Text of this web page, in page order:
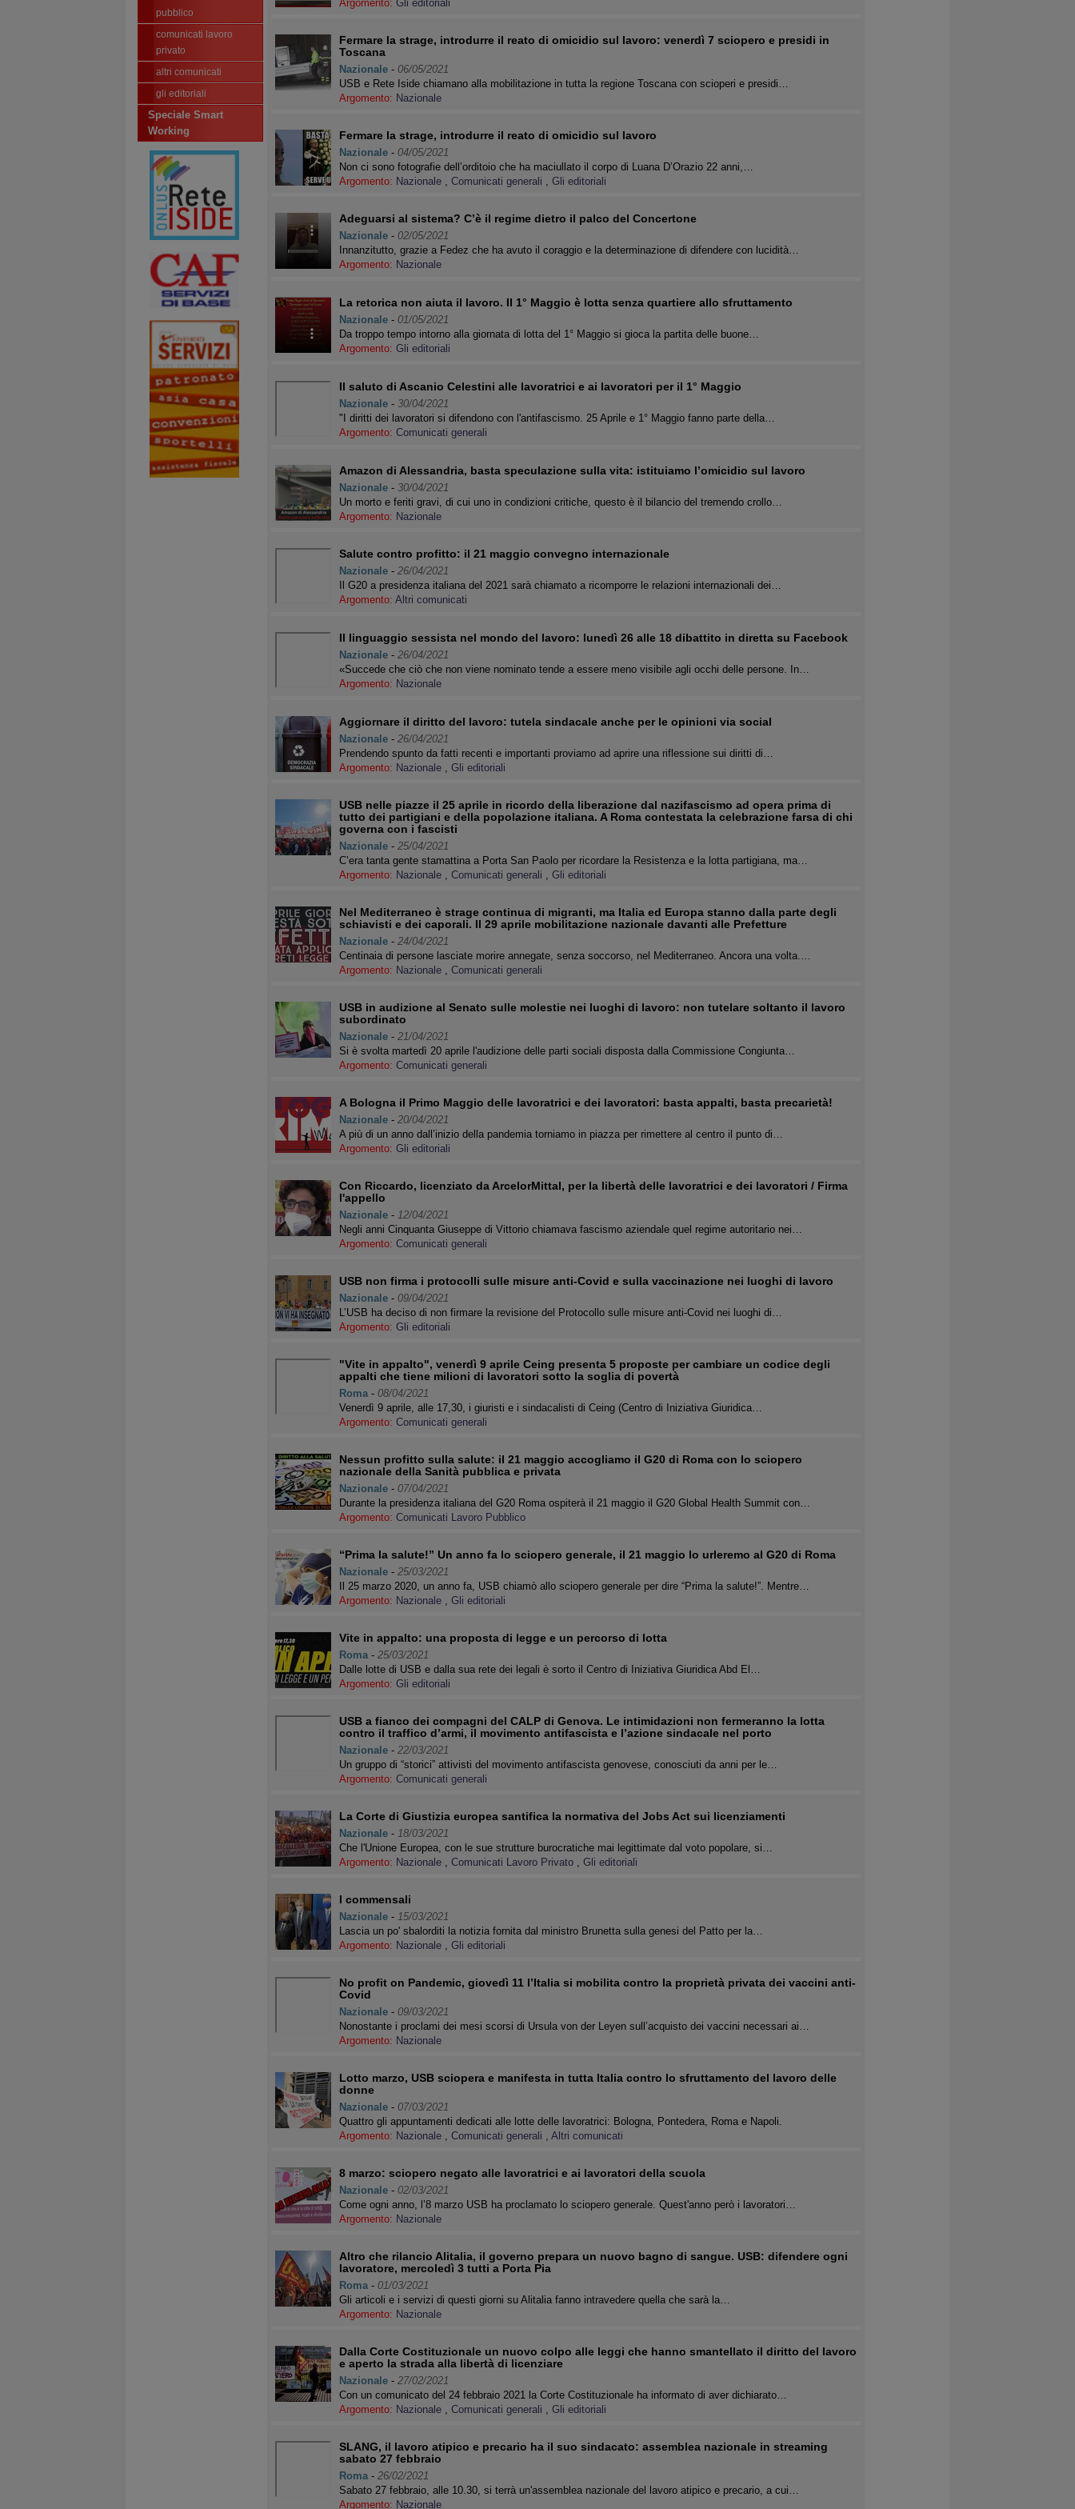
pubblico
comunicati lavoro
privato
altri comunicati
gli editoriali
Speciale Smart
Working
Argomento: Gli editoriali
Fermare la strage, introdurre il reato di omicidio sul lavoro: venerdì 7 sciopero e presidi in
Toscana
Nazionale- 06/05/2021
USB e Rete Iside chiamano alla mobilitazione in tutta la regione Toscana con scioperi e presidi…
Argomento: Nazionale
Fermare la strage, introdurre il reato di omicidio sul lavoro
Nazionale- 04/05/2021
Non ci sono fotografie dell’orditoio che ha maciullato il corpo di Luana D’Orazio 22 anni,…
Argomento: Nazionale , Comunicati generali , Gli editoriali
Adeguarsi al sistema? C’è il regime dietro il palco del Concertone
Nazionale- 02/05/2021
Innanzitutto, grazie a Fedez che ha avuto il coraggio e la determinazione di difendere con lucidità…
Argomento: Nazionale
La retorica non aiuta il lavoro. Il 1° Maggio è lotta senza quartiere allo sfruttamento
Nazionale- 01/05/2021
Da troppo tempo intorno alla giornata di lotta del 1° Maggio si gioca la partita delle buone…
Argomento: Gli editoriali
Il saluto di Ascanio Celestini alle lavoratrici e ai lavoratori per il 1° Maggio
Nazionale- 30/04/2021
"I diritti dei lavoratori si difendono con l'antifascismo. 25 Aprile e 1° Maggio fanno parte della…
Argomento: Comunicati generali
Amazon di Alessandria, basta speculazione sulla vita: istituiamo l’omicidio sul lavoro
Nazionale- 30/04/2021
Un morto e feriti gravi, di cui uno in condizioni critiche, questo è il bilancio del tremendo crollo…
Argomento: Nazionale
Salute contro profitto: il 21 maggio convegno internazionale
Nazionale- 26/04/2021
Il G20 a presidenza italiana del 2021 sarà chiamato a ricomporre le relazioni internazionali dei…
Argomento: Altri comunicati
Il linguaggio sessista nel mondo del lavoro: lunedì 26 alle 18 dibattito in diretta su Facebook
Nazionale- 26/04/2021
«Succede che ciò che non viene nominato tende a essere meno visibile agli occhi delle persone. In…
Argomento: Nazionale
Aggiornare il diritto del lavoro: tutela sindacale anche per le opinioni via social
Nazionale- 26/04/2021
Prendendo spunto da fatti recenti e importanti proviamo ad aprire una riflessione sui diritti di…
Argomento: Nazionale , Gli editoriali
USB nelle piazze il 25 aprile in ricordo della liberazione dal nazifascismo ad opera prima di
tutto dei partigiani e della popolazione italiana. A Roma contestata la celebrazione farsa di chi
governa con i fascisti
Nazionale- 25/04/2021
C’era tanta gente stamattina a Porta San Paolo per ricordare la Resistenza e la lotta partigiana, ma…
Argomento: Nazionale , Comunicati generali , Gli editoriali
Nel Mediterraneo è strage continua di migranti, ma Italia ed Europa stanno dalla parte degli
schiavisti e dei caporali. Il 29 aprile mobilitazione nazionale davanti alle Prefetture
Nazionale- 24/04/2021
Centinaia di persone lasciate morire annegate, senza soccorso, nel Mediterraneo. Ancora una volta.…
Argomento: Nazionale , Comunicati generali
USB in audizione al Senato sulle molestie nei luoghi di lavoro: non tutelare soltanto il lavoro
subordinato
Nazionale- 21/04/2021
Si è svolta martedì 20 aprile l'audizione delle parti sociali disposta dalla Commissione Congiunta…
Argomento: Comunicati generali
A Bologna il Primo Maggio delle lavoratrici e dei lavoratori: basta appalti, basta precarietà!
Nazionale- 20/04/2021
A più di un anno dall’inizio della pandemia torniamo in piazza per rimettere al centro il punto di…
Argomento: Gli editoriali
Con Riccardo, licenziato da ArcelorMittal, per la libertà delle lavoratrici e dei lavoratori / Firma
l'appello
Nazionale- 12/04/2021
Negli anni Cinquanta Giuseppe di Vittorio chiamava fascismo aziendale quel regime autoritario nei…
Argomento: Comunicati generali
USB non firma i protocolli sulle misure anti-Covid e sulla vaccinazione nei luoghi di lavoro
Nazionale- 09/04/2021
L’USB ha deciso di non firmare la revisione del Protocollo sulle misure anti-Covid nei luoghi di…
Argomento: Gli editoriali
"Vite in appalto", venerdì 9 aprile Ceing presenta 5 proposte per cambiare un codice degli
appalti che tiene milioni di lavoratori sotto la soglia di povertà
Roma- 08/04/2021
Venerdì 9 aprile, alle 17,30, i giuristi e i sindacalisti di Ceing (Centro di Iniziativa Giuridica…
Argomento: Comunicati generali
Nessun profitto sulla salute: il 21 maggio accogliamo il G20 di Roma con lo sciopero
nazionale della Sanità pubblica e privata
Nazionale- 07/04/2021
Durante la presidenza italiana del G20 Roma ospiterà il 21 maggio il G20 Global Health Summit con…
Argomento: Comunicati Lavoro Pubblico
“Prima la salute!” Un anno fa lo sciopero generale, il 21 maggio lo urleremo al G20 di Roma
Nazionale- 25/03/2021
Il 25 marzo 2020, un anno fa, USB chiamò allo sciopero generale per dire “Prima la salute!”. Mentre…
Argomento: Nazionale , Gli editoriali
Vite in appalto: una proposta di legge e un percorso di lotta
Roma- 25/03/2021
Dalle lotte di USB e dalla sua rete dei legali è sorto il Centro di Iniziativa Giuridica Abd El…
Argomento: Gli editoriali
USB a fianco dei compagni del CALP di Genova. Le intimidazioni non fermeranno la lotta
contro il traffico d’armi, il movimento antifascista e l’azione sindacale nel porto
Nazionale- 22/03/2021
Un gruppo di “storici” attivisti del movimento antifascista genovese, conosciuti da anni per le…
Argomento: Comunicati generali
La Corte di Giustizia europea santifica la normativa del Jobs Act sui licenziamenti
Nazionale- 18/03/2021
Che l'Unione Europea, con le sue strutture burocratiche mai legittimate dal voto popolare, si…
Argomento: Nazionale , Comunicati Lavoro Privato , Gli editoriali
I commensali
Nazionale- 15/03/2021
Lascia un po' sbalorditi la notizia fornita dal ministro Brunetta sulla genesi del Patto per la…
Argomento: Nazionale , Gli editoriali
No profit on Pandemic, giovedì 11 l’Italia si mobilita contro la proprietà privata dei vaccini anti-
Covid
Nazionale- 09/03/2021
Nonostante i proclami dei mesi scorsi di Ursula von der Leyen sull’acquisto dei vaccini necessari ai…
Argomento: Nazionale
Lotto marzo, USB sciopera e manifesta in tutta Italia contro lo sfruttamento del lavoro delle
donne
Nazionale- 07/03/2021
Quattro gli appuntamenti dedicati alle lotte delle lavoratrici: Bologna, Pontedera, Roma e Napoli.
Argomento: Nazionale , Comunicati generali , Altri comunicati
8 marzo: sciopero negato alle lavoratrici e ai lavoratori della scuola
Nazionale- 02/03/2021
Come ogni anno, l’8 marzo USB ha proclamato lo sciopero generale. Quest'anno però i lavoratori…
Argomento: Nazionale
Altro che rilancio Alitalia, il governo prepara un nuovo bagno di sangue. USB: difendere ogni
lavoratore, mercoledì 3 tutti a Porta Pia
Roma- 01/03/2021
Gli articoli e i servizi di questi giorni su Alitalia fanno intravedere quella che sarà la…
Argomento: Nazionale
Dalla Corte Costituzionale un nuovo colpo alle leggi che hanno smantellato il diritto del lavoro
e aperto la strada alla libertà di licenziare
Nazionale- 27/02/2021
Con un comunicato del 24 febbraio 2021 la Corte Costituzionale ha informato di aver dichiarato…
Argomento: Nazionale , Comunicati generali , Gli editoriali
SLANG, il lavoro atipico e precario ha il suo sindacato: assemblea nazionale in streaming
sabato 27 febbraio
Roma- 26/02/2021
Sabato 27 febbraio, alle 10.30, si terrà un'assemblea nazionale del lavoro atipico e precario, a cui…
Argomento: Nazionale